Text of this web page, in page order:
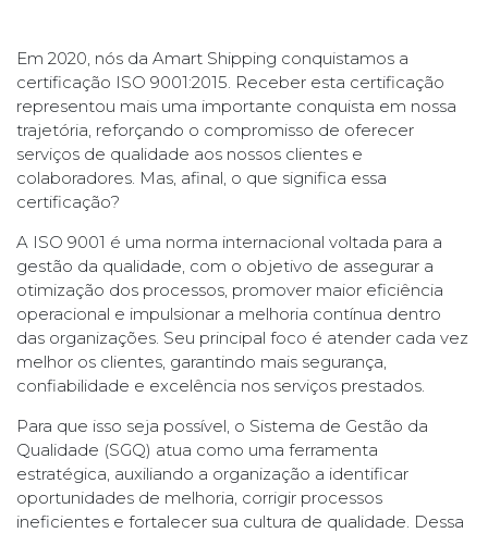
Em 2020, nós da Amart Shipping conquistamos a
certificação ISO 9001:2015. Receber esta certificação
representou mais uma importante conquista em nossa
trajetória, reforçando o compromisso de oferecer
serviços de qualidade aos nossos clientes e
colaboradores. Mas, afinal, o que significa essa
certificação?
A ISO 9001 é uma norma internacional voltada para a
gestão da qualidade, com o objetivo de assegurar a
otimização dos processos, promover maior eficiência
operacional e impulsionar a melhoria contínua dentro
das organizações. Seu principal foco é atender cada vez
melhor os clientes, garantindo mais segurança,
confiabilidade e excelência nos serviços prestados.
Para que isso seja possível, o Sistema de Gestão da
Qualidade (SGQ) atua como uma ferramenta
estratégica, auxiliando a organização a identificar
oportunidades de melhoria, corrigir processos
ineficientes e fortalecer sua cultura de qualidade. Dessa